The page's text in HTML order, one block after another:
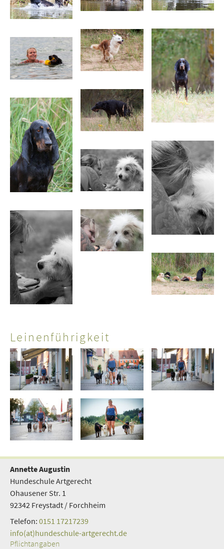
Leinenführigkeit
Annette Augustin
Hundeschule Artgerecht
Ohausener Str. 1
92342 Freystadt / Forchheim
Telefon: 0151 17217239
info(at)hundeschule-artgerecht.de
Pflichtangaben